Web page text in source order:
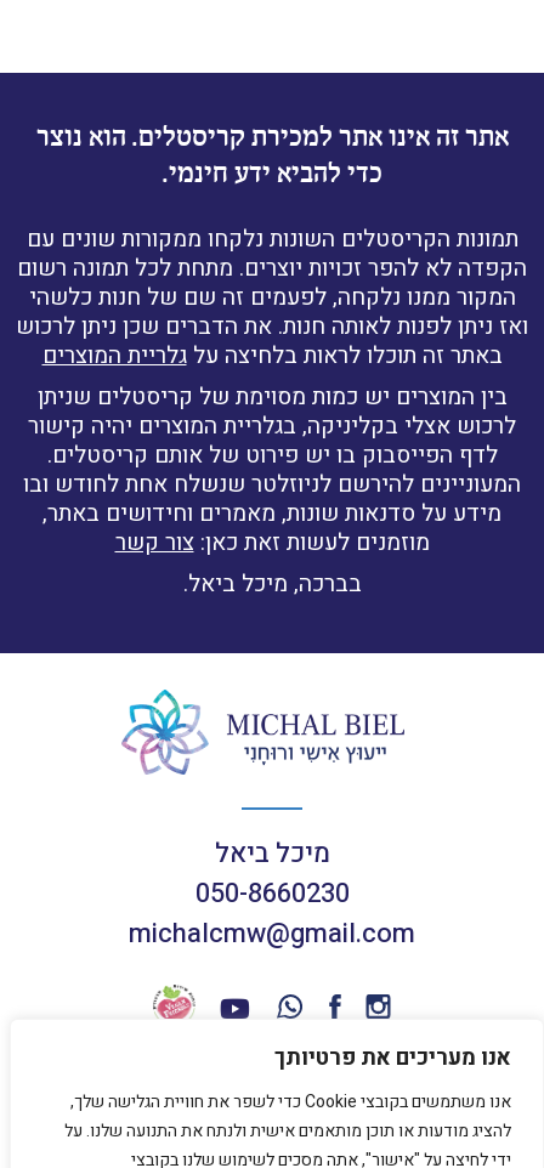
אנו מעריכים את פרטיותך
אנו משתמשים בקובצי Cookie כדי לשפר את חוויית הגלישה שלך,
להציג מודעות או תוכן מותאמים אישית ולנתח את התנועה שלנו. על
ידי לחיצה על "אישור", אתה מסכים לשימוש שלנו בקובצי
אתר זה אינו אתר למכירת קריסטלים. הוא נוצר
כדי להביא ידע חינמי.
תמונות הקריסטלים השונות נלקחו ממקורות שונים עם
הקפדה לא להפר זכויות יוצרים. מתחת לכל תמונה רשום
המקור ממנו נלקחה, לפעמים זה שם של חנות כלשהי
ואז ניתן לפנות לאותה חנות. את הדברים שכן ניתן לרכוש
באתר זה תוכלו לראות בלחיצה עלגלריית המוצרים
בין המוצרים יש כמות מסוימת של קריסטלים שניתן
לרכוש אצלי בקליניקה, בגלריית המוצרים יהיה קישור
לדף הפייסבוק בו יש פירוט של אותם קריסטלים.
המעוניינים להירשם לניוזלטר שנשלח אחת לחודש ובו
מידע על סדנאות שונות, מאמרים וחידושים באתר,
מוזמנים לעשות זאת כאן:צור קשר
בברכה, מיכל ביאל.
מיכל ביאל
050-8660230
michalcmw@gmail.com
תנאי שימוש באתר
מדיניות פרטיות